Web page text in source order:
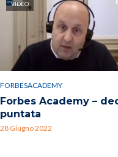
VIDEO
FORBESACADEMY
Forbes Academy –
puntata
28 Giugno 2022